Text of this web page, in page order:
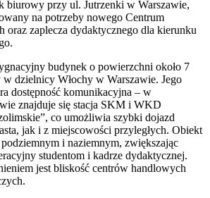
biurowy przy ul. Jutrzenki w Warszawie,
na potrzeby nowego Centrum
oraz zaplecza dydaktycznego dla kierunku
budynek o powierzchni około 7
dzielnicy Włochy w Warszawie. Jego
dostępność komunikacyjna – w
znajduje się stacja SKM i WKD
co umożliwia szybki dojazd
jak i z miejscowości przyległych. Obiekt
i naziemnym, zwiększając
studentom i kadrze dydaktycznej.
jest bliskość centrów handlowych